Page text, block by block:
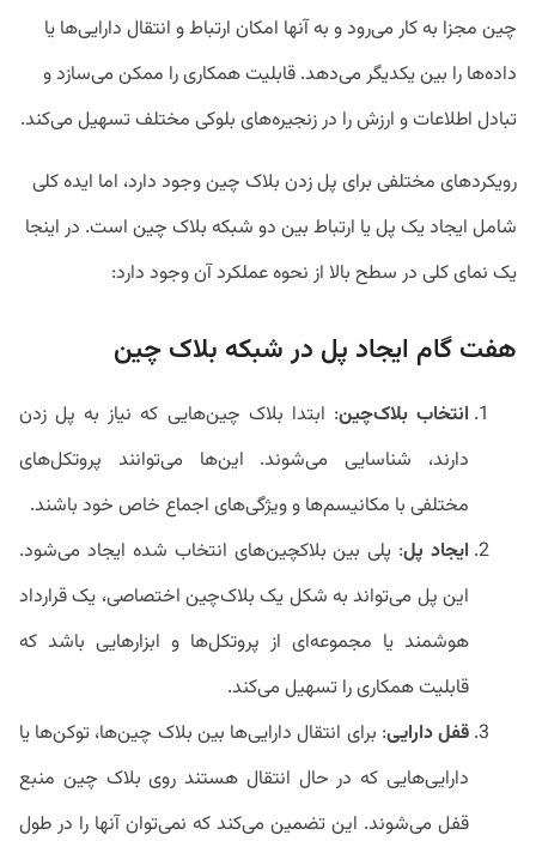
چین مجزا به کار می‌رود و به آنها امکان ارتباط و انتقال دارایی‌ها یا
داده‌ها را بین یکدیگر می‌دهد. قابلیت همکاری را ممکن می‌سازد و
تبادل اطلاعات و ارزش را در زنجیره‌های بلوکی مختلف تسهیل می‌کند.
رویکردهای مختلفی برای پل زدن بلاک چین وجود دارد، اما ایده کلی
شامل ایجاد یک پل یا ارتباط بین دو شبکه بلاک چین است. در اینجا
یک نمای کلی در سطح بالا از نحوه عملکرد آن وجود دارد:
هفت گام ایجاد پل در شبکه بلاک چین
انتخاب بلاک‌چین: ابتدا بلاک چین‌هایی که نیاز به پل زدن
دارند، شناسایی می‌شوند. این‌ها می‌توانند پروتکل‌های
مختلفی با مکانیسم‌ها و ویژگی‌های اجماع خاص خود باشند.
ایجاد پل: پلی بین بلاکچین‌های انتخاب شده ایجاد می‌شود.
این پل می‌تواند به شکل یک بلاک‌چین اختصاصی، یک قرارداد
هوشمند یا مجموعه‌ای از پروتکل‌ها و ابزارهایی باشد که
قابلیت همکاری را تسهیل می‌کند.
قفل دارایی: برای انتقال دارایی‌ها بین بلاک چین‌ها، توکن‌ها یا
دارایی‌هایی که در حال انتقال هستند روی بلاک چین منبع
قفل می‌شوند. این تضمین می‌کند که نمی‌توان آنها را در طول